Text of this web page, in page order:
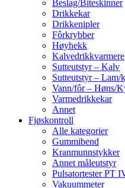
Beslag/Biteskinner
Drikkekar
Drikkenipler
Fôrkrybber
Høyhekk
Kalvedrikkvarmere
Sutteutstyr – Kalv
Sutteutstyr – Lam/
Vann/fôr – Høns/
Varmedrikkekar
Annet
Fjøskontroll
Alle kategorier
Gummibend
Kranmunnstykker
Annet måleutstyr
Pulsatortester PT
Vakuummeter